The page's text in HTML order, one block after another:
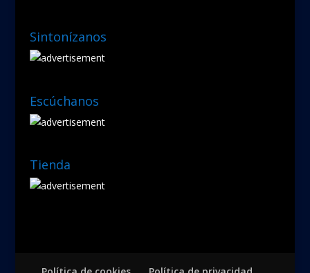
Sintonízanos
Escúchanos
Tienda